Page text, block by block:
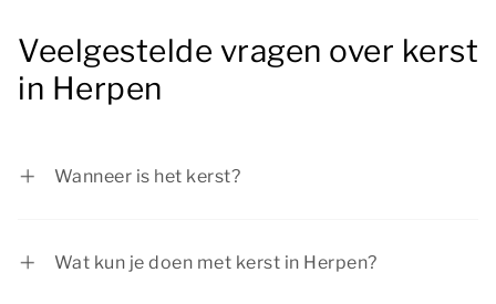
Veelgestelde vragen over kerst
in Herpen
Wanneer is het kerst?
Wat kun je doen met kerst in Herpen?